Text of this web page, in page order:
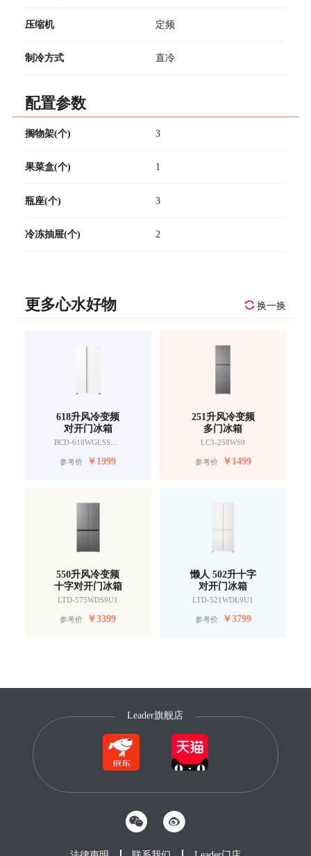
压缩机 定频
制冷方式 直冷
配置参数
搁物架(个) 3
果菜盒(个) 1
瓶座(个) 3
冷冻抽屉(个) 2
更多心水好物 换一换
618升风冷变频
对开门冰箱
BCD-618WGLSSEDW9
参考价 ￥1999
251升风冷变频
多门冰箱
LC3-258WS9
参考价 ￥1499
550升风冷变频
十字对开门冰箱
LTD-575WDS9U1
参考价 ￥3399
懒人 502升十字
对开门冰箱
LTD-521WDL9U1
参考价 ￥3799
Leader旗舰店